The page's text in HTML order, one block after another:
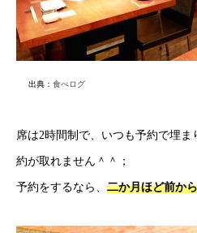
出典： 食べログ
席は2時間制で、いつも予約で埋
約が取れません＾＾；
予約をするなら、 二か月ほど前から